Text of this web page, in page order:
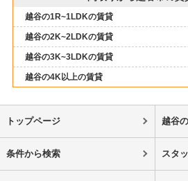
越谷の1R~1LDKの賃貸
越谷の2K~2LDKの賃貸
越谷の3K~3LDKの賃貸
越谷の4K以上の賃貸
トップページ 越谷
条件から検索 スタ